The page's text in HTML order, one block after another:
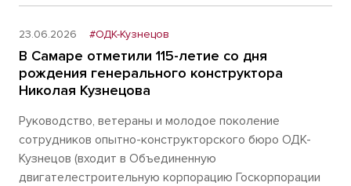
23.06.2026 #ОДК-Кузнецов
В Самаре отметили 115-летие со дня
рождения генерального конструктора
Николая Кузнецова
Руководство, ветераны и молодое поколение
сотрудников опытно-конструкторского бюро ОДК-
Кузнецов (входит в Объединенную
двигателестроительную корпорацию Госкорпорации